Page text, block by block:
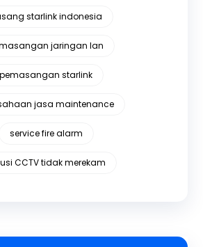
starlink indonesia
jaringan lan
pemasangan starlink
jasa maintenance
service fire alarm
CCTV tidak merekam